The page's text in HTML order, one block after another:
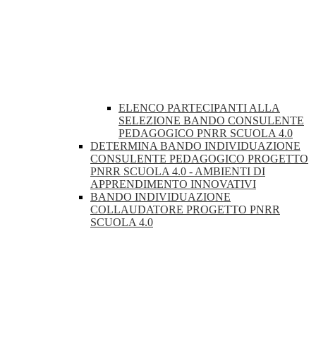
ELENCO PARTECIPANTI ALLA
SELEZIONE BANDO CONSULENTE
PEDAGOGICO PNRR SCUOLA 4.0
DETERMINA BANDO INDIVIDUAZIONE
CONSULENTE PEDAGOGICO PROGETTO
PNRR SCUOLA 4.0 - AMBIENTI DI
APPRENDIMENTO INNOVATIVI
BANDO INDIVIDUAZIONE
COLLAUDATORE PROGETTO PNRR
SCUOLA 4.0